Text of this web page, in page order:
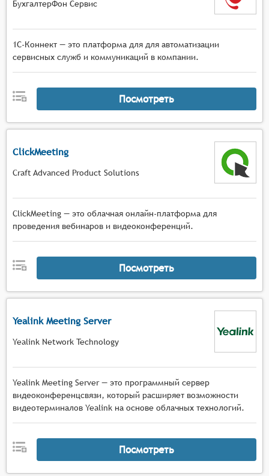
БухгалтерФон Сервис
1С-Коннект — это платформа для для автоматизации
сервисных служб и коммуникаций в компании.
Посмотреть
ClickMeeting
Craft Advanced Product Solutions
ClickMeeting — это облачная онлайн-платформа для
проведения вебинаров и видеоконференций.
Посмотреть
Yealink Meeting Server
Yealink Network Technology
Yealink Meeting Server — это программный сервер
видеоконференцсвязи, который расширяет возможности
видеотерминалов Yealink на основе облачных технологий.
Посмотреть